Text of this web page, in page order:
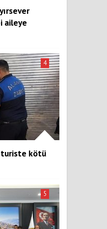
aileye
turiste kötü
4
5